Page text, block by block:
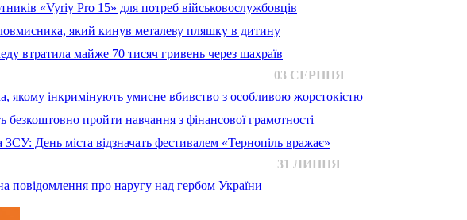
«Vyriy Pro 15» для потреб військовослужбовців
який кинув металеву пляшку в дитину
втратила майже 70 тисяч гривень через шахраїв
03 СЕРПНЯ
якому інкримінують умисне вбивство з особливою жорстокістю
пройти навчання з фінансової грамотності
День міста відзначать фестивалем «Тернопіль вражає»
31 ЛИПНЯ
повідомлення про наругу над гербом України